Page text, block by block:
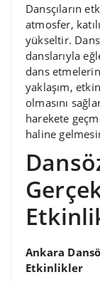
Dansçıların
atmosfer,
yükseltir.
danslarıyla
dans
yaklaşım,
olmasını
harekete
haline
Ankara
Etkinlikler